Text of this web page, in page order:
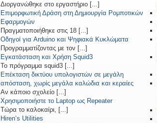
Διοργανώθηκε στο εργαστήριο [...]
Επιμορφωτική Δράση στη Δημιουργία Ρομποτικών
Εφαρμογών
Πραγματοποιήθηκε στις 18 [...]
Οδηγοί για Arduino και Ψηφιακά Κυκλώματα
Προγραμματίζοντας με τον [...]
Εγκατάσταση και Χρήση Squid3
Το πρόγραμμα squid3 [...]
Επέκταση δικτύου υπολογιστών σε μεγάλη
απόσταση, χωρίς μεγάλα καλώδια και κεραίες
Αν κάποιο σχολείο [...]
Χρησιμοποιήστε το Laptop ως Repeater
Τώρα το καλοκαίρι, [...]
Hiren’s Utilities